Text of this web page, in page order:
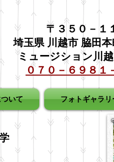
〒３５０－１
埼玉県 川越市 脇田
ミュージション川
０７０－６９８１
いて フォトギャラリ